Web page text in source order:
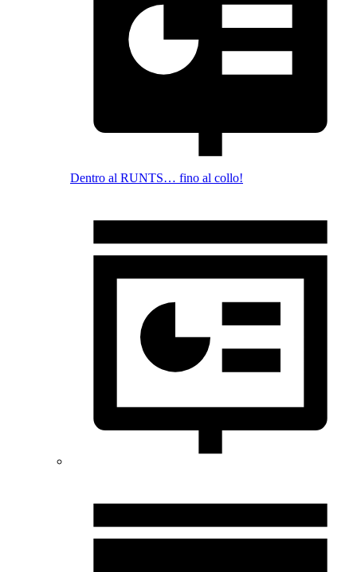
Dentro al RUNTS… fino al collo!